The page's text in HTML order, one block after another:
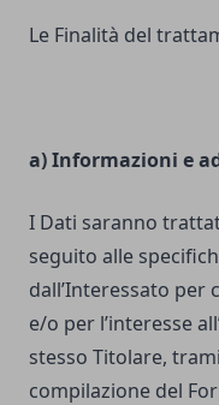
Le Finalità del
a) Informazioni e
I Dati saranno
seguito alle
dall’Interessato
e/o per l’interesse
stesso Titolare,
compilazione del